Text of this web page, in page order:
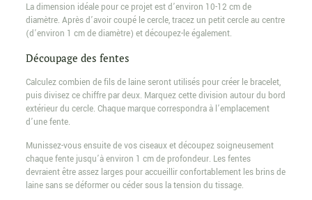
La dimension idéale pour ce projet est d’environ 10-12 cm de
diamètre. Après d’avoir coupé le cercle, tracez un petit cercle au centre
(d’environ 1 cm de diamètre) et découpez-le également.
Découpage des fentes
Calculez combien de fils de laine seront utilisés pour créer le bracelet,
puis divisez ce chiffre par deux. Marquez cette division autour du bord
extérieur du cercle. Chaque marque correspondra à l’emplacement
d’une fente.
Munissez-vous ensuite de vos ciseaux et découpez soigneusement
chaque fente jusqu’à environ 1 cm de profondeur. Les fentes
devraient être assez larges pour accueillir confortablement les brins de
laine sans se déformer ou céder sous la tension du tissage.